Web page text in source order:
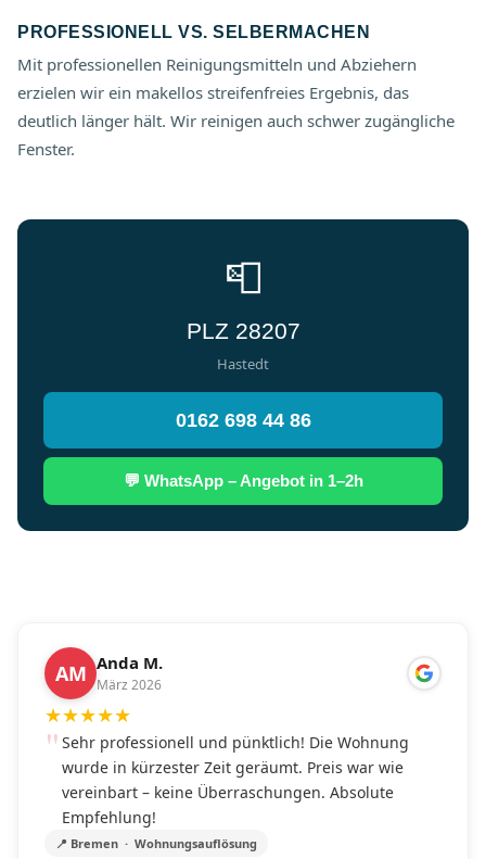
PROFESSIONELL VS. SELBERMACHEN
Mit professionellen Reinigungsmitteln und Abziehern
erzielen wir ein makellos streifenfreies Ergebnis, das
deutlich länger hält. Wir reinigen auch schwer zugängliche
Fenster.
📮
PLZ 28207
Hastedt
0162 698 44 86
💬 WhatsApp – Angebot in 1–2h
AM Anda M.
März 2026
★★★★★
Sehr professionell und pünktlich! Die Wohnung
wurde in kürzester Zeit geräumt. Preis war wie
vereinbart – keine Überraschungen. Absolute
Empfehlung!
📍 Bremen · Wohnungsauflösung